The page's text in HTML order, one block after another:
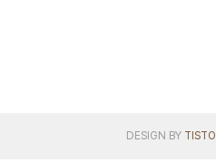
DESIGN BY